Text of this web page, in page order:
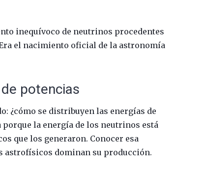
inequívoco de neutrinos procedentes
el nacimiento oficial de la astronomía
potencias
¿cómo se distribuyen las energías de
la energía de los neutrinos está
que los generaron. Conocer esa
dominan su producción.